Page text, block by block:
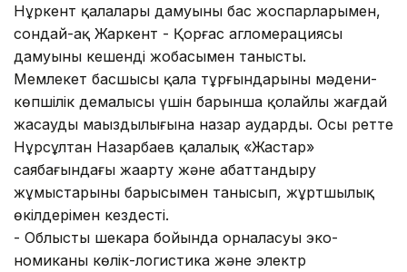
Нұркент қалалары дамуының бас жоспарларымен,
сондай-ақ Жаркент - Қорғас агломерациясы
дамуының кешенді жобасымен танысты.
Мемлекет басшысы қала тұрғындарының мәдени-
көпшілік демалысы үшін барынша қолайлы жағдай
жасаудың маңыздылығына назар аударды. Осы ретте
Нұрсұлтан Назарбаев қалалық «Жастар»
саябағындағы жаңарту және абаттандыру
жұмыстарының барысымен танысып, жұртшылық
өкілдерімен кездесті.
- Облыстың шекара бойында орналасуы эко­
номиканың көлік-логистика және электр